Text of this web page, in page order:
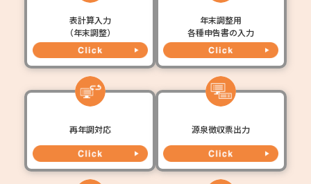
表計算入力
（年末調整）
年末調整用
各種申告書の入力
再年調対応 源泉徴収票出力